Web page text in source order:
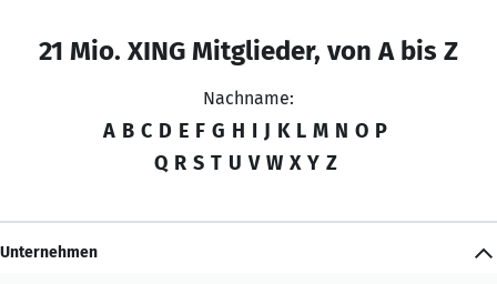
21 Mio. XING Mitglieder, von A bis Z
Nachname:
A B C D E F G H I J K L M N O P
Q R S T U V W X Y Z
Unternehmen